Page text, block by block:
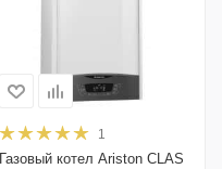
1
Газовый котел Ariston CLAS